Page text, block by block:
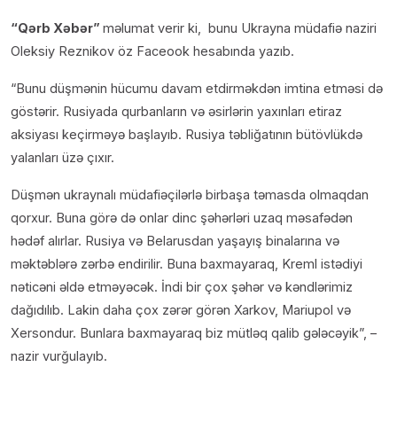
“Qərb Xəbər” məlumat verir ki, bunu Ukrayna müdafiə naziri
Oleksiy Reznikov öz Faceook hesabında yazıb.
“Bunu düşmənin hücumu davam etdirməkdən imtina etməsi də
göstərir. Rusiyada qurbanların və əsirlərin yaxınları etiraz
aksiyası keçirməyə başlayıb. Rusiya təbliğatının bütövlükdə
yalanları üzə çıxır.
Düşmən ukraynalı müdafiəçilərlə birbaşa təmasda olmaqdan
qorxur. Buna görə də onlar dinc şəhərləri uzaq məsafədən
hədəf alırlar. Rusiya və Belarusdan yaşayış binalarına və
məktəblərə zərbə endirilir. Buna baxmayaraq, Kreml istədiyi
nəticəni əldə etməyəcək. İndi bir çox şəhər və kəndlərimiz
dağıdılıb. Lakin daha çox zərər görən Xarkov, Mariupol və
Xersondur. Bunlara baxmayaraq biz mütləq qalib gələcəyik”, –
nazir vurğulayıb.